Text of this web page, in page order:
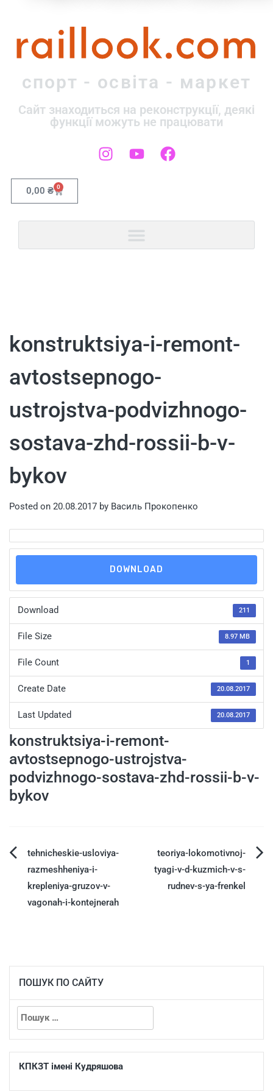
raillook.com
спорт - освіта - маркет
Сайт знаходиться на реконструкції, деякі
функції можуть не працювати
0,00 ₴ 0
konstruktsiya-i-remont-
avtostsepnogo-
ustrojstva-podvizhnogo-
sostava-zhd-rossii-b-v-
bykov
Posted on 20.08.2017 by Василь Прокопенко
DOWNLOAD
Download 211
File Size 8.97 MB
File Count 1
Create Date 20.08.2017
Last Updated 20.08.2017
konstruktsiya-i-remont-
avtostsepnogo-ustrojstva-
podvizhnogo-sostava-zhd-rossii-b-v-
bykov
tehnicheskie-usloviya-
razmeshheniya-i-
krepleniya-gruzov-v-
vagonah-i-kontejnerah
teoriya-lokomotivnoj-
tyagi-v-d-kuzmich-v-s-
rudnev-s-ya-frenkel
ПОШУК ПО САЙТУ
КПКЗТ імені Кудряшова